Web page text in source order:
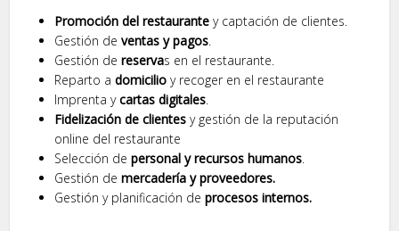
Promoción del restaurante y captación de clientes.
Gestión deventas y pagos.
Gestión dereservas en el restaurante.
Reparto a domicilio y recoger en el restaurante
Imprenta ycartas digitales.
Fidelización de clientes y gestión de la reputación
online del restaurante
Selección depersonal y recursos humanos.
Gestión demercadería y proveedores.
Gestión y planificación deprocesos internos.